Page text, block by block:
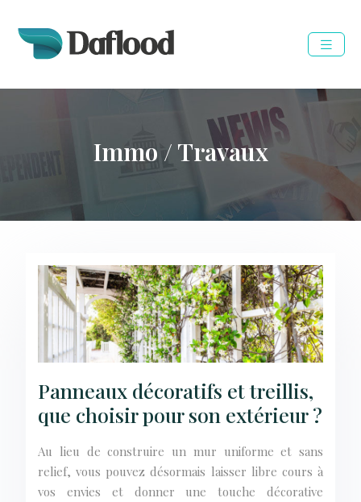
Immo / Travaux
Panneaux décoratifs et treillis,
que choisir pour son extérieur ?
Au lieu de construire un mur uniforme et sans
relief, vous pouvez désormais laisser libre cours à
vos envies et donner une touche décorative